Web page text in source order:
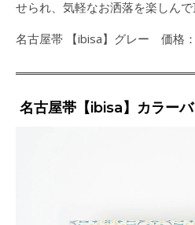
せられ、気軽なお洒落を楽しんで
名古屋帯 【ibisa】グレー 価格
名古屋帯【ibisa】カラー